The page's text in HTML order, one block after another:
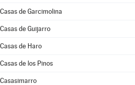
Casas de Garcimolina
Casas de Guijarro
Casas de Haro
Casas de los Pinos
Casasimarro